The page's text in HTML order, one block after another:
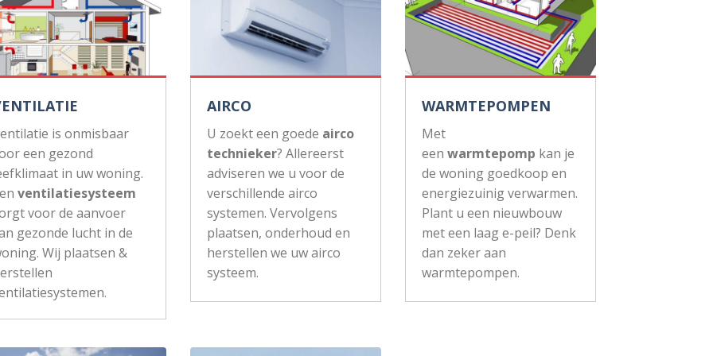
is onmisbaar
een gezond
in uw woning.
ventilatiesysteem
voor de aanvoer
gezonde lucht in de
Wij plaatsen &
AIRCO
U zoekt een goede airco
technieker? Allereerst
adviseren we u voor de
verschillende airco
systemen. Vervolgens
plaatsen, onderhoud en
herstellen we uw airco
systeem.
WARMTEPOMPEN
Met
een warmtepomp kan je
de woning goedkoop en
energiezuinig verwarmen.
Plant u een nieuwbouw
met een laag e-peil? Denk
dan zeker aan
warmtepompen.